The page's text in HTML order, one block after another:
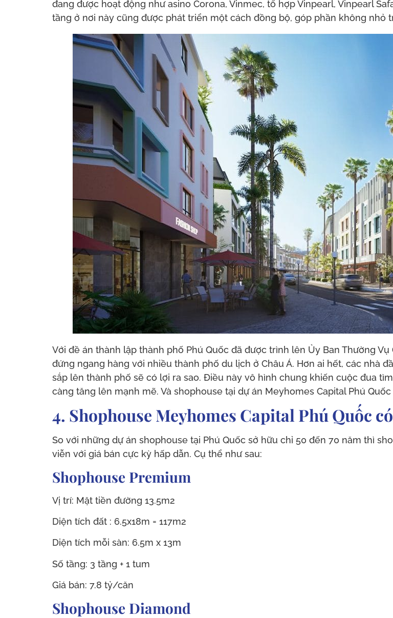
đang được hoạt động như asino Corona, Vinmec, tổ hợp Vinpearl, Vinpearl
tầng ở nơi này cũng được phát triển một cách đồng bộ, góp phần không nhỏ
Với đề án thành lập thành phố Phú Quốc đã được trình lên Ủy Ban Thường
đứng ngang hàng với nhiều thành phố du lịch ở Châu Á. Hơn ai hết, các nhà
sắp lên thành phố sẽ có lợi ra sao. Điều này vô hình chung khiến cuộc đua
càng tăng lên mạnh mẽ. Và shophouse tại dự án Meyhomes Capital Phú
4. Shophouse Meyhomes Capital Phú Quốc
So với những dự án shophouse tại Phú Quốc sở hữu chỉ 50 đến 70 năm thì
viễn với giá bán cực kỳ hấp dẫn. Cụ thể như sau:
Shophouse Premium
Vị trí: Mặt tiền đường 13.5m2
Diện tích đất : 6.5x18m = 117m2
Diện tích mỗi sàn: 6.5m x 13m
Số tầng: 3 tầng + 1 tum
Giá bán: 7.8 tỷ/căn
Shophouse Diamond